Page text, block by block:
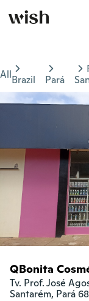
AllBrazil Pará
QBonita
Tv. Prof. José
Santarém, Pará